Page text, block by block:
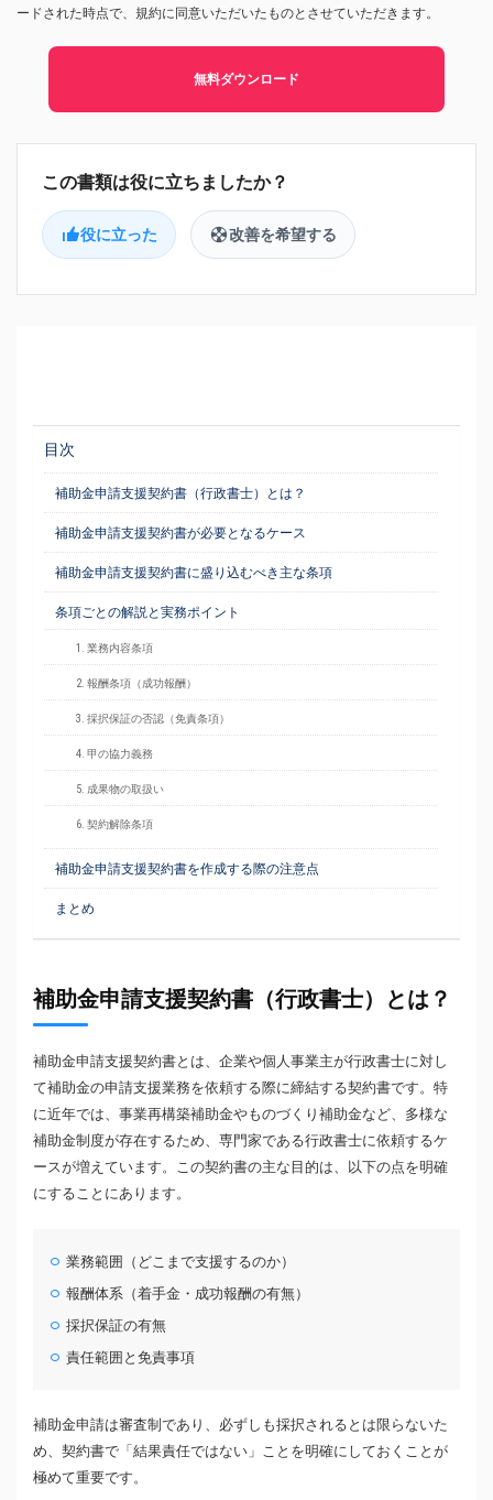
ードされた時点で、規約に同意いただいたものとさせていただきます。
無料ダウンロード
役に立った 改善を希望する
目次
補助金申請支援契約書（行政書士）とは？
補助金申請支援契約書が必要となるケース
補助金申請支援契約書に盛り込むべき主な条項
条項ごとの解説と実務ポイント
1. 業務内容条項
2. 報酬条項（成功報酬）
3. 採択保証の否認（免責条項）
4. 甲の協力義務
5. 成果物の取扱い
6. 契約解除条項
補助金申請支援契約書を作成する際の注意点
まとめ
補助金申請支援契約書（行政書士）とは？
補助金申請支援契約書とは、企業や個人事業主が行政書士に対し
て補助金の申請支援業務を依頼する際に締結する契約書です。特
に近年では、事業再構築補助金やものづくり補助金など、多様な
補助金制度が存在するため、専門家である行政書士に依頼するケ
ースが増えています。この契約書の主な目的は、以下の点を明確
にすることにあります。
業務範囲（どこまで支援するのか）
報酬体系（着手金・成功報酬の有無）
採択保証の有無
責任範囲と免責事項
補助金申請は審査制であり、必ずしも採択されるとは限らないた
め、契約書で「結果責任ではない」ことを明確にしておくことが
極めて重要です。